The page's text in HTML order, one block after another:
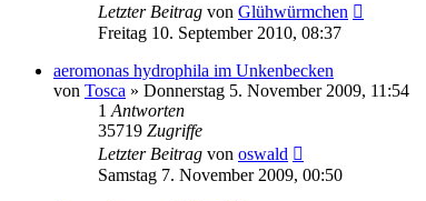
Letzter Beitrag von Glühwürmchen
Freitag 10. September 2010, 08:37
aeromonas hydrophila im Unkenbecken
von Tosca » Donnerstag 5. November 2009, 11:54
1 Antworten
35719 Zugriffe
Letzter Beitrag von oswald
Samstag 7. November 2009, 00:50